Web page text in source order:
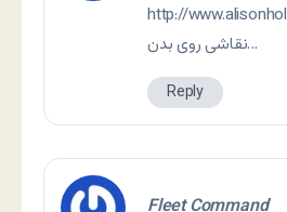
http://
نقاشی روی بدن…
Reply